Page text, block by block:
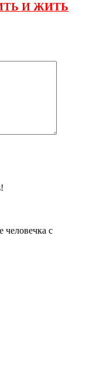
И ЖИТЬ
с